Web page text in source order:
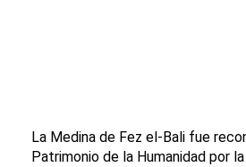
La Medina de Fez el-Bali fue
Patrimonio de la Humanidad por la